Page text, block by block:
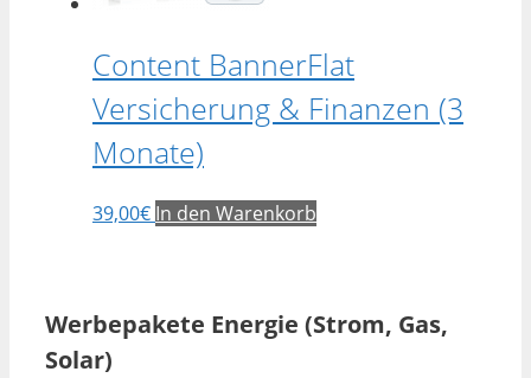
Content BannerFlat
Versicherung & Finanzen (3
Monate)
39,00€ In den Warenkorb
Werbepakete Energie (Strom, Gas,
Solar)